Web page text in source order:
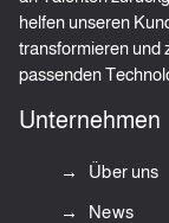
helfen unseren
transformieren und
passenden
Unternehmen
Über uns
News